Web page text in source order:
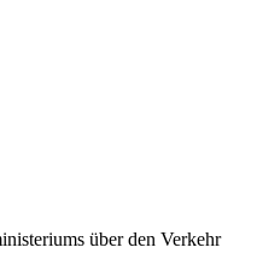
über den Verkehr